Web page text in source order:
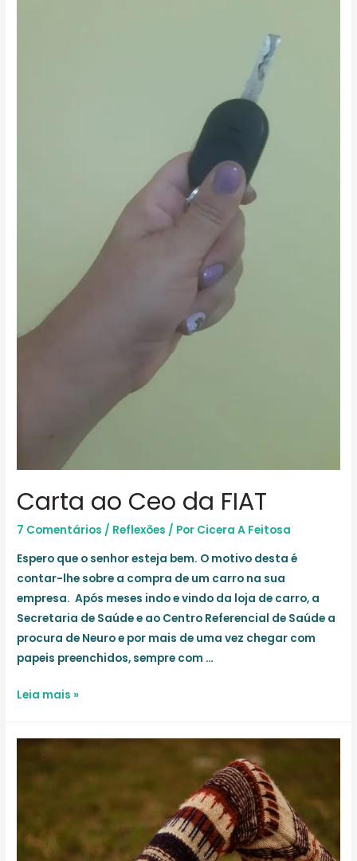
Carta ao Ceo da FIAT
7 Comentários / Reflexões / Por Cicera A Feitosa
Espero que o senhor esteja bem. O motivo desta é
contar-lhe sobre a compra de um carro na sua
empresa. Após meses indo e vindo da loja de carro, a
Secretaria de Saúde e ao Centro Referencial de Saúde a
procura de Neuro e por mais de uma vez chegar com
papeis preenchidos, sempre com …
Carta
FIAT
Leia mais »